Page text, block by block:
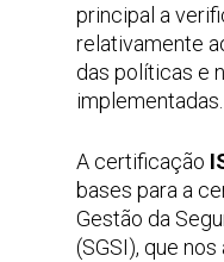
principal a
relativamente
das políticas e
implementadas.
A certificação
bases para a
Gestão da
(SGSI), que